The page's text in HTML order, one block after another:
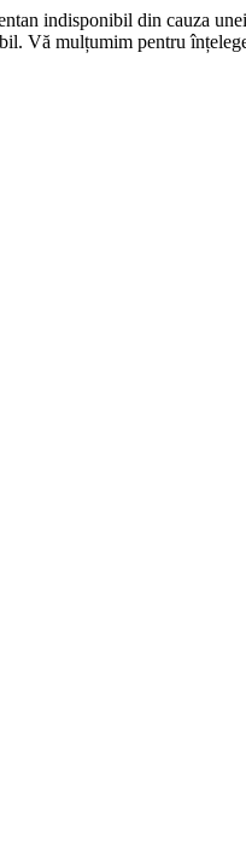
indisponibil din cauza
Vă mulțumim pentru